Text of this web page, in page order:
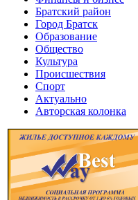
Братский район
Город Братск
Образование
Общество
Культура
Происшествия
Спорт
Актуально
Авторская колонка